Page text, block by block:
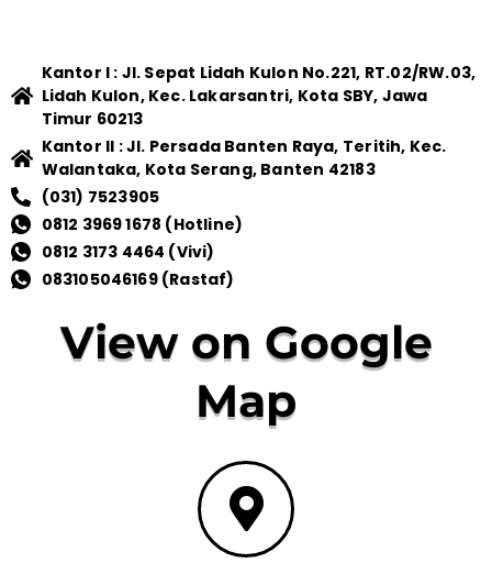
Kantor I : Jl. Sepat Lidah Kulon No.221, RT.02/RW.03,
Lidah Kulon, Kec. Lakarsantri, Kota SBY, Jawa
Timur 60213
Kantor II : Jl. Persada Banten Raya, Teritih, Kec.
Walantaka, Kota Serang, Banten 42183
(031) 7523905
0812 3969 1678 (Hotline)
0812 3173 4464 (Vivi)
083105046169 (Rastaf)
View on Google
Map